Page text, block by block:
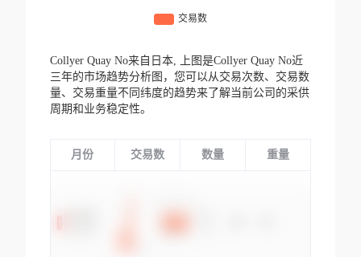
Collyer Quay No来自日本,
上图是Collyer Quay No近
三年的市场趋势分析图，您可以从交易次数、交易数
量、交易重量不同纬度的趋势来了解当前公司的采供
周期和业务稳定性。
月份 交易数 数量 重量